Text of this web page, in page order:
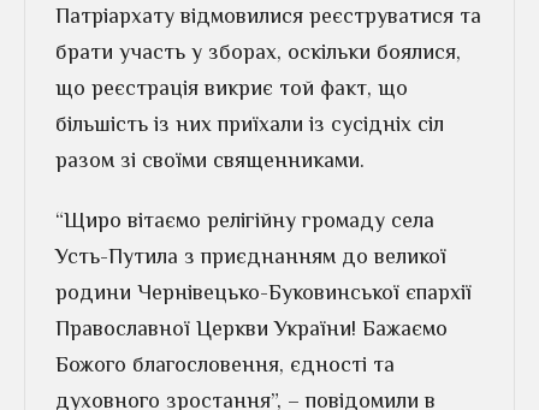
Патріархату відмовилися реєструватися та
брати участь у зборах, оскільки боялися,
що реєстрація викриє той факт, що
більшість із них приїхали із сусідніх сіл
разом зі своїми священниками.
“Щиро вітаємо релігійну громаду села
Усть-Путила з приєднанням до великої
родини Чернівецько-Буковинської єпархії
Православної Церкви України! Бажаємо
Божого благословення, єдності та
духовного зростання”, – повідомили в